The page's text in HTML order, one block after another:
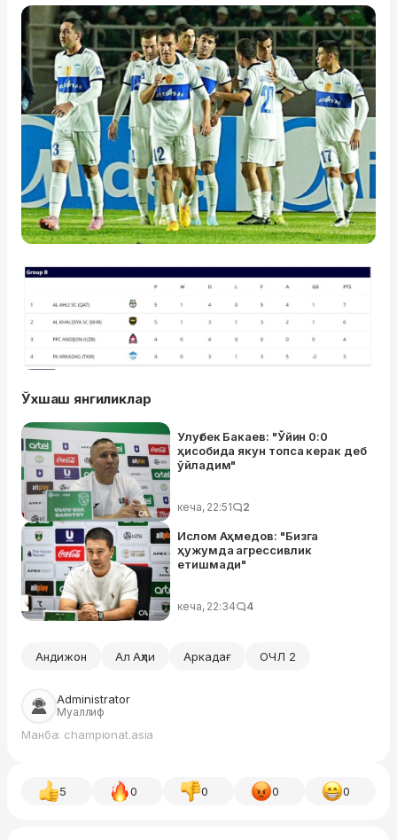
Ўхшаш янгиликлар
Улуғбек Бакаев: "Ўйин 0:0
ҳисобида якун топса керак деб
ўйладим"
кеча, 22:51 2
Ислом Аҳмедов: "Бизга
ҳужумда агрессивлик
етишмади"
кеча, 22:34 4
Андижон Ал Аҳли Аркадағ ОЧЛ 2
Administrator
Муаллиф
Манба: championat.asia
5 0 0 0 0